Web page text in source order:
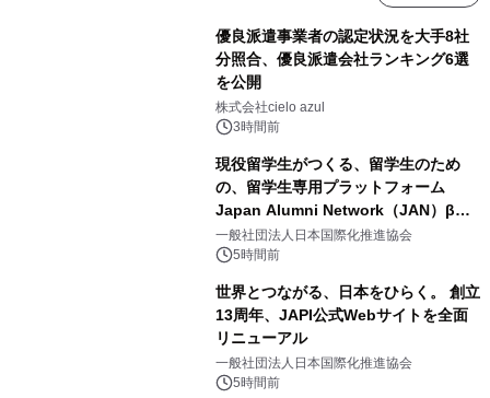
優良派遣事業者の認定状況を大手8社
分照合、優良派遣会社ランキング6選
を公開
株式会社cielo azul
3時間前
現役留学生がつくる、留学生のため
の、留学生専用プラットフォーム
Japan Alumni Network（JAN）β版
をリリース
一般社団法人日本国際化推進協会
5時間前
世界とつながる、日本をひらく。 創立
13周年、JAPI公式Webサイトを全面
リニューアル
一般社団法人日本国際化推進協会
5時間前